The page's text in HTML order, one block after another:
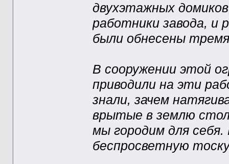
двухэтажных
работники завода, и
были обнесены
В сооружении этой
приводили на эти
знали, зачем
врытые в землю
мы городим для
беспросветную